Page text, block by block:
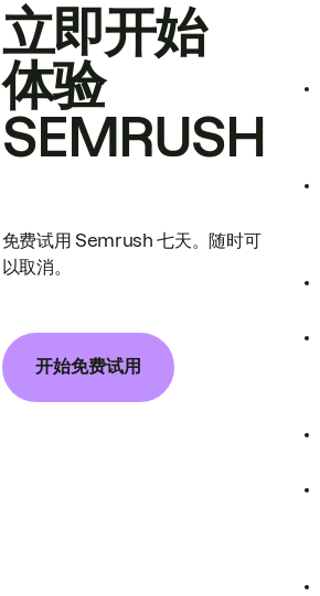
立即开始
体验
SEMRUSH
免费试用 Semrush 七天。随时可
以取消。
开始免费试用